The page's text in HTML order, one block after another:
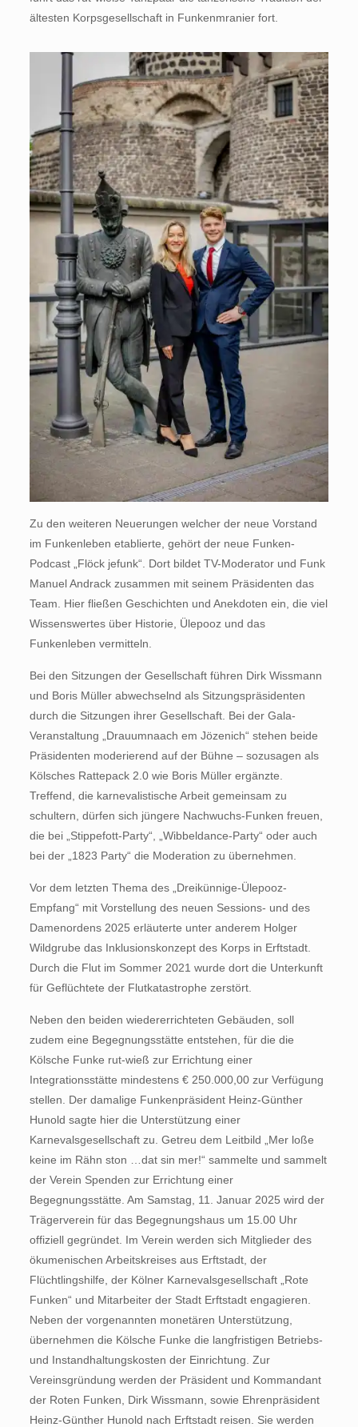
ältesten Korpsgesellschaft in Funkenmranier fort.
Zu den weiteren Neuerungen welcher der neue Vorstand
im Funkenleben etablierte, gehört der neue Funken-
Podcast „Flöck jefunk“. Dort bildet TV-Moderator und Funk
Manuel Andrack zusammen mit seinem Präsidenten das
Team. Hier fließen Geschichten und Anekdoten ein, die viel
Wissenswertes über Historie, Ülepooz und das
Funkenleben vermitteln.
Bei den Sitzungen der Gesellschaft führen Dirk Wissmann
und Boris Müller abwechselnd als Sitzungspräsidenten
durch die Sitzungen ihrer Gesellschaft. Bei der Gala-
Veranstaltung „Drauumnaach em Jözenich“ stehen beide
Präsidenten moderierend auf der Bühne – sozusagen als
Kölsches Rattepack 2.0 wie Boris Müller ergänzte.
Treffend, die karnevalistische Arbeit gemeinsam zu
schultern, dürfen sich jüngere Nachwuchs-Funken freuen,
die bei „Stippefott-Party“, „Wibbeldance-Party“ oder auch
bei der „1823 Party“ die Moderation zu übernehmen.
Vor dem letzten Thema des „Dreikünnige-Ülepooz-
Empfang“ mit Vorstellung des neuen Sessions- und des
Damenordens 2025 erläuterte unter anderem Holger
Wildgrube das Inklusionskonzept des Korps in Erftstadt.
Durch die Flut im Sommer 2021 wurde dort die Unterkunft
für Geflüchtete der Flutkatastrophe zerstört.
Neben den beiden wiedererrichteten Gebäuden, soll
zudem eine Begegnungsstätte entstehen, für die die
Kölsche Funke rut-wieß zur Errichtung einer
Integrationsstätte mindestens € 250.000,00 zur Verfügung
stellen. Der damalige Funkenpräsident Heinz-Günther
Hunold sagte hier die Unterstützung einer
Karnevalsgesellschaft zu. Getreu dem Leitbild „Mer loße
keine im Rähn ston …dat sin mer!“ sammelte und sammelt
der Verein Spenden zur Errichtung einer
Begegnungsstätte. Am Samstag, 11. Januar 2025 wird der
Trägerverein für das Begegnungshaus um 15.00 Uhr
offiziell gegründet. Im Verein werden sich Mitglieder des
ökumenischen Arbeitskreises aus Erftstadt, der
Flüchtlingshilfe, der Kölner Karnevalsgesellschaft „Rote
Funken“ und Mitarbeiter der Stadt Erftstadt engagieren.
Neben der vorgenannten monetären Unterstützung,
übernehmen die Kölsche Funke die langfristigen Betriebs-
und Instandhaltungskosten der Einrichtung. Zur
Vereinsgründung werden der Präsident und Kommandant
der Roten Funken, Dirk Wissmann, sowie Ehrenpräsident
Heinz-Günther Hunold nach Erftstadt reisen. Sie werden